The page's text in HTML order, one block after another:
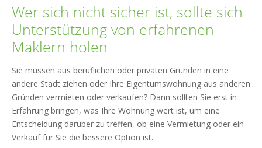
Wer sich nicht sicher ist, sollte sich
Unterstützung von erfahrenen
Maklern holen
Sie müssen aus beruflichen oder privaten Gründen in eine
andere Stadt ziehen oder Ihre Eigentumswohnung aus anderen
Gründen vermieten oder verkaufen? Dann sollten Sie erst in
Erfahrung bringen, was Ihre Wohnung wert ist, um eine
Entscheidung darüber zu treffen, ob eine Vermietung oder ein
Verkauf für Sie die bessere Option ist.